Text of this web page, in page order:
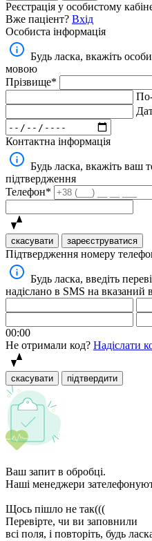
Реєстрація у особистому
Вже паціент? Вхід
Особиста інформація
Будь ласка, вкажіть
мовою
Прізвище*
Контактна інформація
Будь ласка, вкажіть ваш
підтвердження
Телефон*
скасувати зареєструватися
Підтвердження номеру
Будь ласка, введіть
надіслано в SMS на
00:00
Не отримали код? Надіслати
скасувати підтвердити
Ваш запит в обробці.
Наші менеджери
Щось пішло не так(((
Перевірте, чи ви заповнили
всі поля, і повторіть, будь